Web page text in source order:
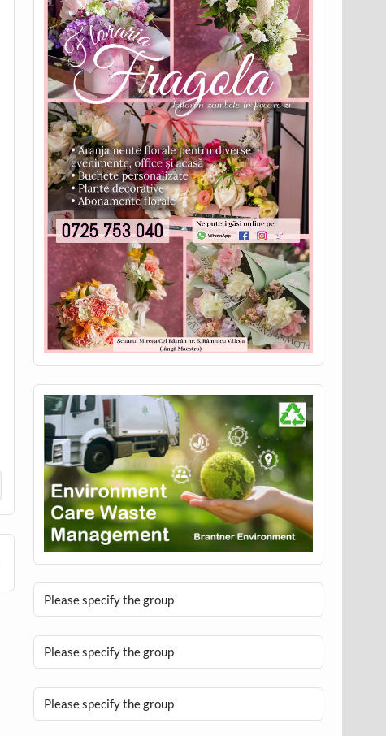
Please specify the group
Please specify the group
Please specify the group